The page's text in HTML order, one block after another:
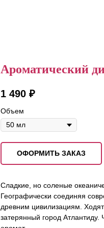
Ароматический
1 490 ₽
Объем
ОФОРМИТЬ ЗАКАЗ
Сладкие, но соленые
Географически соединяя
древним цивилизациям.
затерянный город